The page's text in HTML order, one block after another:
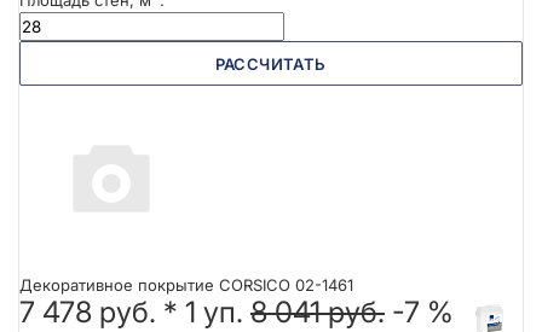
РАССЧИТАТЬ
Декоративное покрытие CORSICO 02-1461
7 478 руб. * 1 уп. 8 041 руб. -7 %